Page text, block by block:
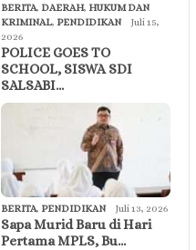
BERITA, DAERAH, HUKUM DAN
KRIMINAL, PENDIDIKAN
Juli 15,
2026
POLICE GOES TO
SCHOOL, SISWA SDI
SALSABI…
BERITA, PENDIDIKAN Juli 13, 2026
Sapa Murid Baru di Hari
Pertama MPLS, Bu…